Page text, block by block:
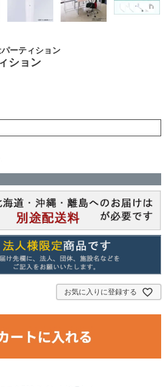
ーティション
ション
お気に入りに登録する